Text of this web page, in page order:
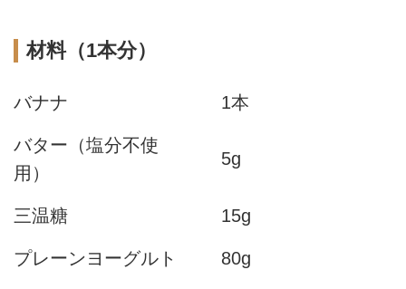
材料（1本分）
バナナ 1本
バター（塩分不使
用）
5g
三温糖 15g
プレーンヨーグルト 80g